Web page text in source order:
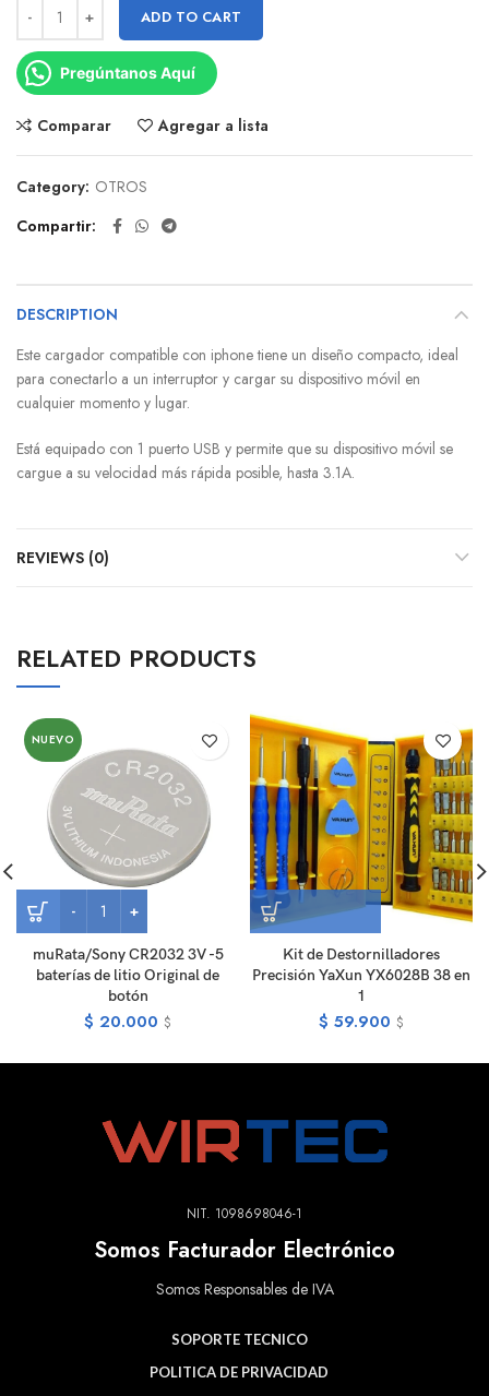
ADD TO CART
Pregúntanos Aquí
Comparar Agregar a lista
Category: OTROS
Compartir
DESCRIPTION
Este cargador compatible con iphone tiene un diseño compacto, ideal
para conectarlo a un interruptor y cargar su dispositivo móvil en
cualquier momento y lugar.
Está equipado con 1 puerto USB y permite que su dispositivo móvil se
cargue a su velocidad más rápida posible, hasta 3.1A.
REVIEWS (0)
RELATED PRODUCTS
NUEVO
muRata/Sony CR2032 3V -5
baterías de litio Original de
botón
$ 20.000 $
Kit de Destornilladores
Precisión YaXun YX6028B 38 en
1
$ 59.900 $
NIT. 1098698046-1
Somos Facturador Electrónico
Somos Responsables de IVA
SOPORTE TECNICO
POLITICA DE PRIVACIDAD